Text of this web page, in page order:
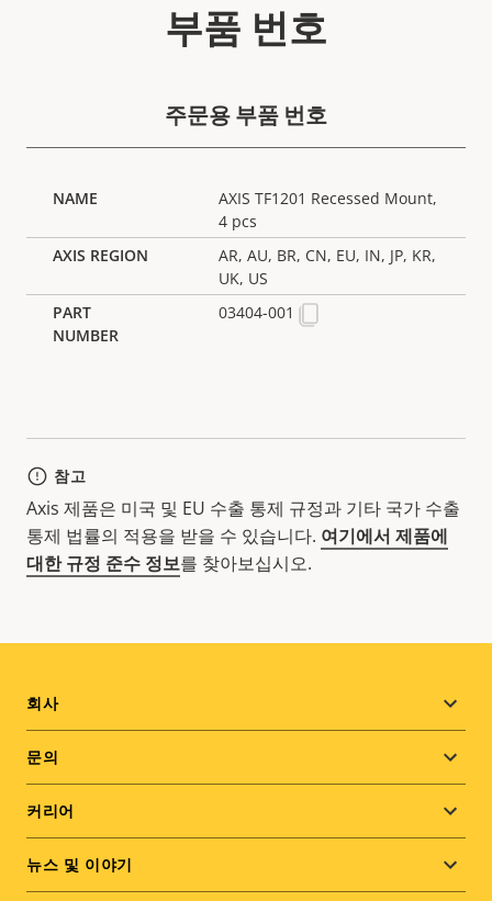
부품 번호
주문용 부품 번호
AXIS TF1201 Recessed Mount,
4 pcs
AR, AU, BR, CN, EU, IN, JP, KR,
UK, US
03404-001
참고
Axis 제품은 미국 및 EU 수출 통제 규정과 기타 국가 수출
통제 법률의 적용을 받을 수 있습니다. 여기에서 제품에
대한 규정 준수 정보를 찾아보십시오.
Footer
menu
회사
문의
커리어
뉴스 및 이야기